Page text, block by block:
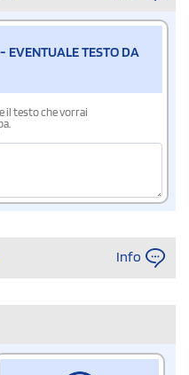
EVENTUALE TESTO DA
il testo che vorrai
Info